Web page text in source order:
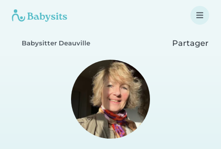
Babysitter Deauville Partager